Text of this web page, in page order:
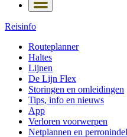
Reisinfo
Routeplanner
Haltes
Lijnen
De Lijn Flex
Storingen en omleidingen
Tips, info en nieuws
App
Verloren voorwerpen
Netplannen en